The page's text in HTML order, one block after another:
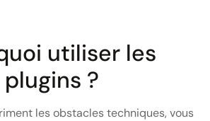
utiliser les
plugins ?
les obstacles techniques, vous